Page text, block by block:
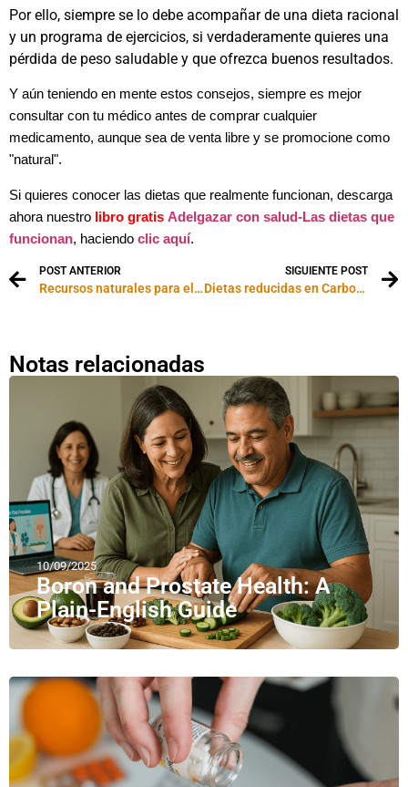
Por ello, siempre se lo debe acompañar de una dieta racional
y un programa de ejercicios, si verdaderamente quieres una
pérdida de peso saludable y que ofrezca buenos resultados.
Y aún teniendo en mente estos consejos, siempre es mejor
consultar con tu médico antes de comprar cualquier
medicamento, aunque sea de venta libre y se promocione como
"natural".
Si quieres conocer las dietas que realmente funcionan, descarga
ahora nuestro libro gratis Adelgazar con salud-Las dietas que
funcionan, haciendo clic aquí.
POST ANTERIOR
Recursos naturales para el cuidado de la vista
SIGUIENTE POST
Dietas reducidas en Carbohidratos
Notas relacionadas
10/09/2025
Boron and Prostate Health: A
Plain-English Guide